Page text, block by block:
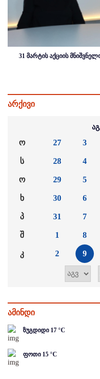
31 მარტის აქციის
არქივი
ო
ს
ო
ხ
პ
შ
კ
27
28
29
30
31
1
2
3
4
5
6
7
8
9
ამინდი
ზუგდიდი 17 °C
ფოთი 15 °C